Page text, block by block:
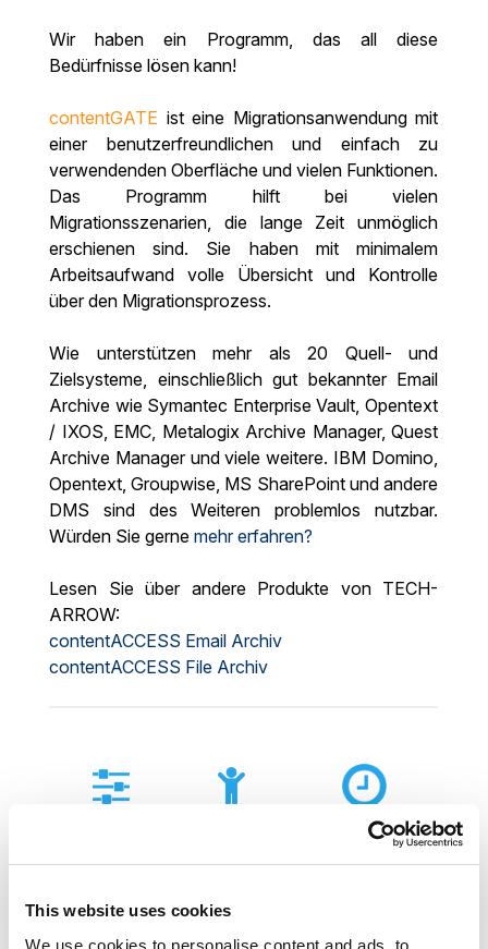
This website uses cookies
We use cookies to personalise content and ads, to
Wir haben ein Programm, das all diese
Bedürfnisse lösen kann!
contentGATE ist eine Migrationsanwendung mit
einer benutzerfreundlichen und einfach zu
verwendenden Oberfläche und vielen Funktionen.
Das Programm hilft bei vielen
Migrationsszenarien, die lange Zeit unmöglich
erschienen sind. Sie haben mit minimalem
Arbeitsaufwand volle Übersicht und Kontrolle
über den Migrationsprozess.
Wie unterstützen mehr als 20 Quell- und
Zielsysteme, einschließlich gut bekannter Email
Archive wie Symantec Enterprise Vault, Opentext
/ IXOS, EMC, Metalogix Archive Manager, Quest
Archive Manager und viele weitere. IBM Domino,
Opentext, Groupwise, MS SharePoint und andere
DMS sind des Weiteren problemlos nutzbar.
Würden Sie gerne mehr erfahren?
Lesen Sie über andere Produkte von TECH-
ARROW:
contentACCESS Email Archiv
contentACCESS File Archiv
KONTROLLEWAHL